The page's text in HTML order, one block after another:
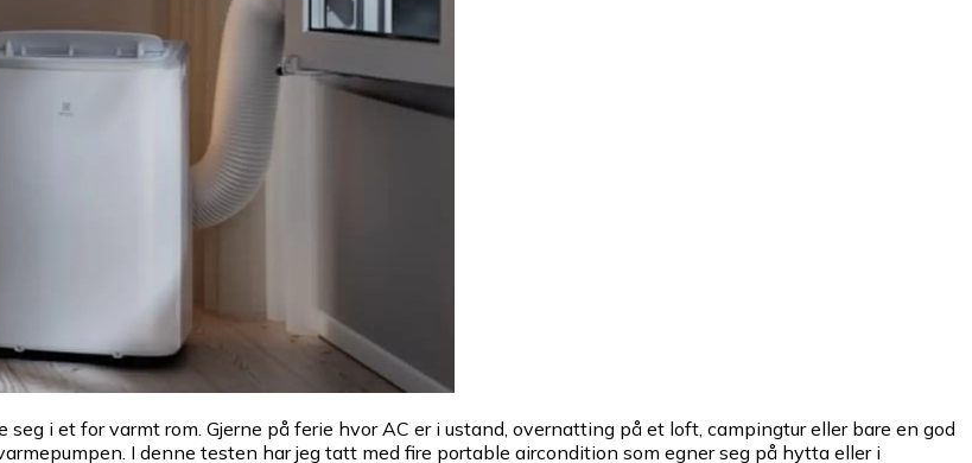
i et for varmt rom. Gjerne på ferie hvor AC er i ustand, overnatting på et loft, campingtur eller bare en god
I denne testen har jeg tatt med fire portable aircondition som egner seg på hytta eller i